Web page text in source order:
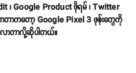
Google Product ဖိုရမ် ၊ Twitter
ာကတော့ Google Pixel 3 ဖုန်းတွေကို
လာတာလို့ဆိုပါတယ်။